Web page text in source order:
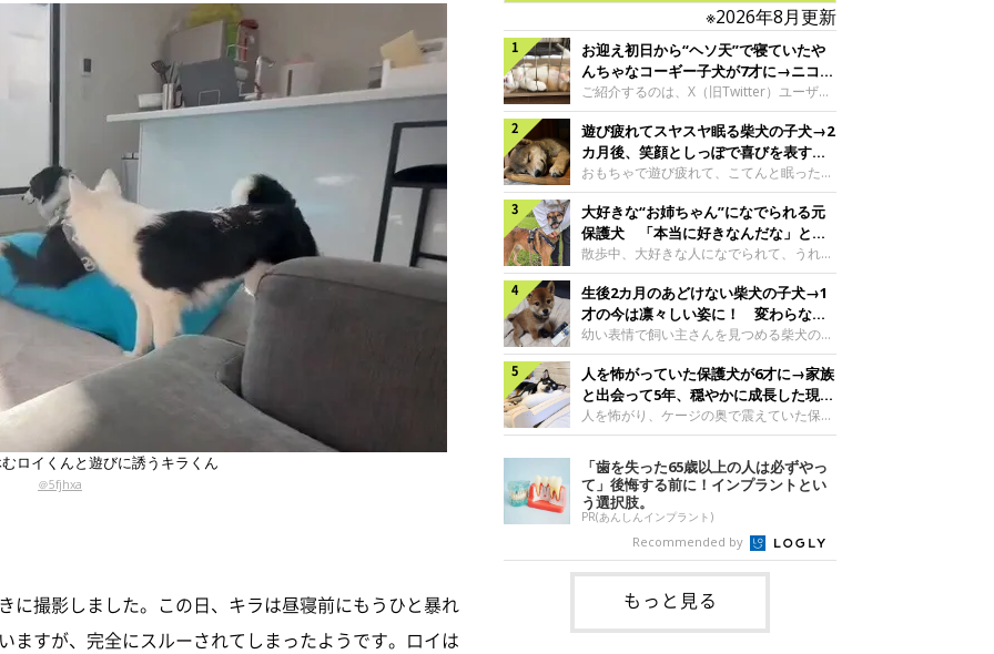
ロイくんと遊びに誘うキラくん
＠5fjhxa
に撮影しました。この日、キラは昼寝前にもうひと暴れ
ますが、完全にスルーされてしまったようです。ロイは
※2026年8月更新
お迎え初日から“ヘソ天”で寝ていたや
んちゃなコーギー子犬が7才に→ニコニ
コ“コーギースマイル”が魅力のコに成
長！
ご紹介するのは、X（旧Twitter）ユーザー
＠Kus1oKg2vsgdWS2さんの愛犬でウェル
シュ・コーギー・ペンブロークの神楽ちゃ
ん。今年の8月で7才になるという神楽ちゃ
んですが、いったいどんな子犬時代を過ご
したのでしょうか。今回は、神楽ちゃんの
成長を飼い主さんと振り返ります！神楽ち
ゃんの成長について聞いた！お迎えから数
日後の神楽ちゃん（撮影時生後2カ月）＠
Kus1oKg2vsgdWS2――お迎え当初の神楽
ちゃんの様子について教えてください。飼
い主さん： 「お迎え当日から“ヘソ天”で寝
るようなコでし
遊び疲れてスヤスヤ眠る柴犬の子犬→2
カ月後、笑顔としっぽで喜びを表すコ
に成長！
おもちゃで遊び疲れて、こてんと眠った子
犬。あれから2カ月、表情や行動にさまざ
まな変化が見られるようになりました。遊
び疲れて眠る生後2カ月のなっちゃん遊び
疲れた様子のなっちゃん。@Pkndg_紹介
するのは、X（旧Twitter）ユーザー
@Pkndg_さんの愛犬・なっちゃん（取材
時、生後4カ月／柴犬）。こちらの写真
は、なっちゃんが生後2カ月のころに撮影
された一枚です。この日、なっちゃんは家
族と一緒におもちゃで遊んでいました。た
くさん遊んで疲れたのか、その後は眠り始
めたそうです。眠るなっちゃん。
@Pkndg_
大好きな“お姉ちゃん”になでられる元
保護犬 「本当に好きなんだな」と感
じる表情にほっこり
散歩中、大好きな人になでられて、うれし
そうな表情を見せる元保護犬。甘えるよう
な姿に、見ているこちらまでほっこりしま
す。大好きな“お姉ちゃん”に甘える小次郎
くん妹さんになでてもらい、うれしそうな
表情を見せる小次郎くん（2026年6月撮
影）。@mika_Jimmy紹介するのは、X（旧
Twitter）ユーザー@mika_Jimmyさんの愛
犬・小次郎くん（撮影時5才）。こちら
は、飼い主さんの妹さんと一緒に散歩をし
日、飼い主さんは実家から自宅へ帰る途
中、妹さんと公園で待ち合わせ
生後2カ月のあどけない柴犬の子犬→1
才の今は凛々しい姿に！ 変わらない
「くりくりおめめ」にもほっこり
幼い表情で飼い主さんを見つめる柴犬の子
犬。1才を迎えた現在はすっかり成犬らし
くなりましたが、子犬のころから変わらな
いところもあるそうです。家族に迎えたば
かりの小さな慎之介くん生後2カ月の慎之
介くん。@BLACKpurupuru紹介するの
は、X（旧Twitter）ユーザー
@BLACKpurupuruさんの愛犬・慎之介く
ん（取材時1才／柴犬）です。こちらは、
慎之介くんが生後2カ月のころ、家族に迎
えて約2週間後に撮影された一枚。小さな
体とあどけない表情が印象的です。飼い主
さんの夫に抱っこされる慎之介くん。@B
人を怖がっていた保護犬が6才に→家族
と出会って5年、穏やかに成長した現在
の姿にグッとくる
人を怖がり、ケージの奥で震えていた保護
犬。家族と出会って5年、今では笑顔を見
せ、飼い主さんの娘さんにも少しずつ心を
開くようになりました。（写真左から）先
住犬・ライナちゃん、レオナちゃん。
@lina_and_leona紹介するのは、
Instagramユーザー@lina_and_leonaさん
の愛犬・レオナちゃん（取材時6才／柴犬
／写真右）です。穏やかで優しい表情を見
せる今の姿からは想像できませんが、レオ
ナちゃんには悲しい過去があるといいま
す。人が怖くてケージの中で震えていた家
「歯を失った65歳以上の人は必ずやっ
て」後悔する前に！インプラントとい
う選択肢。
PR(あんしんインプラント)
Recommended by
もっと見る